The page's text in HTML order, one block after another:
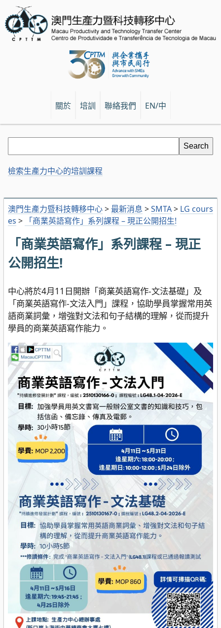
關於 培訓 聯絡我們 EN/中
澳門生產力暨科技轉移中心> 最新消息 >SMTA> LG cours
es > 「商業英語寫作」系列課程 – 現正公開招生!
「商業英語寫作」系列課程 – 現正
公開招生!
中心將於4月11日開辦「商業英語寫作-文法基礎」及
「商業英語寫作-文法入門」課程，協助學員掌握常用英
語商業詞彙，增強對文法和句子結構的理解，從而提升
學員的商業英語寫作能力。
檢索生產力中心的培訓課程